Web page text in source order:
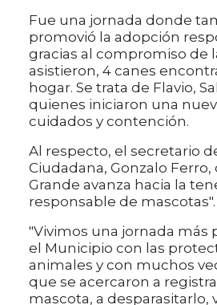
Fue una jornada donde
promovió la adopción
gracias al compromiso de
asistieron, 4 canes
hogar. Se trata de Flavio,
quienes iniciaron una
cuidados y contención.
Al respecto, el secretario
Ciudadana, Gonzalo Ferro,
Grande avanza hacia la
responsable de mascotas".
"Vivimos una jornada más
el Municipio con las
animales y con muchos
que se acercaron a
mascota, a desparasitarlo,